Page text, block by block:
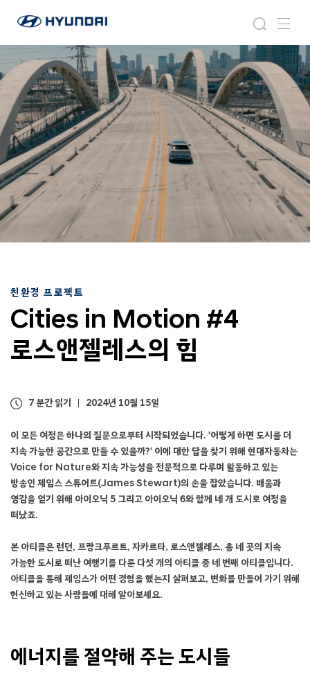
C
i
s
n
M
o
t
i
n
4
젤
레
스
의
힘
자
동
차
월
드
글
로
벌
네
비
검
색
메
뉴
친환경 프로젝트
Cities in Motion #4
로스앤젤레스의 힘
7 분간 읽기 2024년 10월 15일
이 모든 여정은 하나의 질문으로부터 시작되었습니다. '어떻게 하면 도시를 더
지속 가능한 공간으로 만들 수 있을까?' 이에 대한 답을 찾기 위해 현대자동차는
Voice for Nature와 지속 가능성을 전문적으로 다루며 활동하고 있는
방송인 제임스 스튜어트(James Stewart)의 손을 잡았습니다. 배움과
영감을 얻기 위해 아이오닉 5 그리고 아이오닉 6와 함께 네 개 도시로 여정을
떠났죠.
본 아티클은 런던, 프랑크푸르트, 자카르타, 로스앤젤레스, 총 네 곳의 지속
가능한 도시로 떠난 여행기를 다룬 다섯 개의 아티클 중 네 번째 아티클입니다.
아티클을 통해 제임스가 어떤 경험을 했는지 살펴보고, 변화를 만들어 가기 위해
헌신하고 있는 사람들에 대해 알아보세요.
에너지를 절약해 주는 도시들